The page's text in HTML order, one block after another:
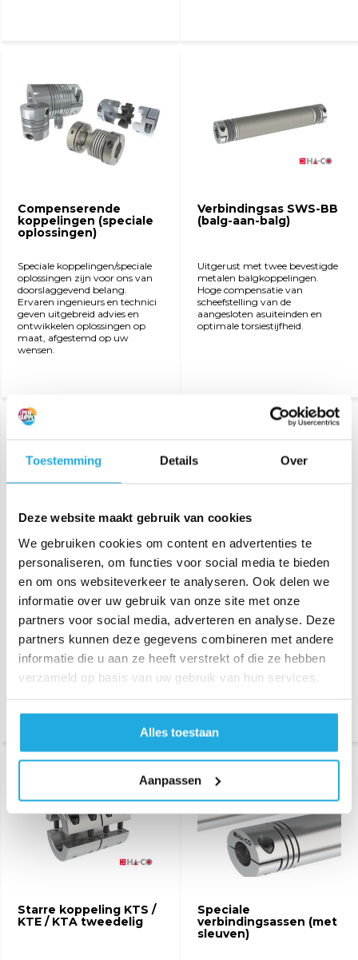
Toestemming Details Over
Deze website maakt gebruik van cookies
We gebruiken cookies om content en advertenties te
personaliseren, om functies voor social media te bieden
en om ons websiteverkeer te analyseren. Ook delen we
informatie over uw gebruik van onze site met onze
partners voor social media, adverteren en analyse. Deze
partners kunnen deze gegevens combineren met andere
informatie die u aan ze heeft verstrekt of die ze hebben
verzameld op basis van uw gebruik van hun services.
Alles toestaan
Aanpassen
Compenserende
koppelingen (speciale
oplossingen)
Speciale koppelingen/speciale
oplossingen zijn voor ons van
doorslaggevend belang.
Ervaren ingenieurs en technici
geven uitgebreid advies en
ontwikkelen oplossingen op
maat, afgestemd op uw
wensen.
Verbindingsas SWS-BB
(balg-aan-balg)
Uitgerust met twee bevestigde
metalen balgkoppelingen.
Hoge compensatie van
scheefstelling van de
aangesloten asuiteinden en
optimale torsiestijfheid.
Verbindingsas SWC-EK
(Elastomeer-Klem)
Uitgerust met slechts één
bevestigde
elastomeerkoppeling.
Compensatie van scheefstelling
van de aangesloten asuiteinden.
Goede torsiestijfheid en
Verbindingsas SWA-EE
(Elastomeer-
Elastomeer)
Uitgerust met twee bevestigde
elastomeerkoppelingen.
Compenseert scheefstelling van
de verbonden asuiteinden.
Goede torsiestijfheid en
eenvoudige installatie.
Starre koppeling KTS /
KTE / KTA tweedelig
Bekijk product
Speciale
verbindingsassen (met
sleuven)